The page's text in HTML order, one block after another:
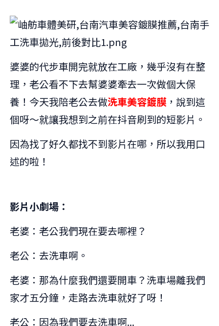
婆婆的代步車開完就放在工廠，幾乎沒有在整
理，老公看不下去幫婆婆牽去一次做個大保
養！ 今天我陪老公去做洗車美容鍍膜 ，說到這
個呀～就讓我想到之前在抖音刷到的短影片。
因為找了好久都找不到影片在哪，所以我用口
述的啦！
影片小劇場：
老婆：老公我們現在要去哪裡？
老公：去洗車啊。
老婆：那為什麼我們還要開車？洗車場離我們
家才五分鐘，走路去洗車就好了呀！
老公：因為我們要去洗車啊...